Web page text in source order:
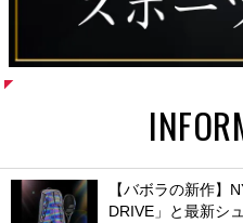
【バボラの新作】
DRIVE」と最新シ